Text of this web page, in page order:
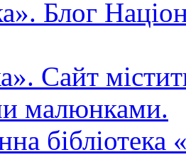
Блог
Сайт
малюнками.